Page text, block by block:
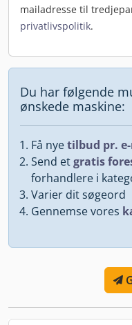
mailadresse til
privatlivspolitik.
Du har følgende
ønskede maskine:
Få nyetilbud pr.
Send etgratis
forhandlere i
Varier dit søgeord
Gennemse vores